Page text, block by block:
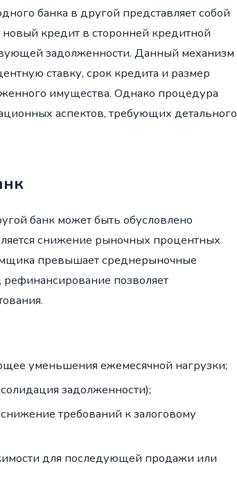
банка в другой представляет собой
кредит в сторонней кредитной
задолженности. Данный механизм
ставку, срок кредита и размер
имущества. Однако процедура
аспектов, требующих детального
банк может быть обусловлено
снижение рыночных процентных
превышает среднерыночные
рефинансирование позволяет
уменьшения ежемесячной нагрузки;
задолженности);
требований к залоговому
для последующей продажи или